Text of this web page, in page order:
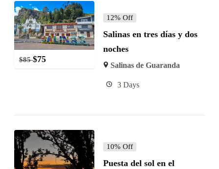
$85 $75
12% Off
Salinas en tres días y dos
noches
Salinas de Guaranda
3 Days
10% Off
Puesta del sol en el